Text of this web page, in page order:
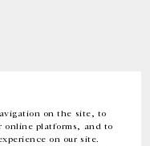
on the site, to
online platforms, and to
on our site.